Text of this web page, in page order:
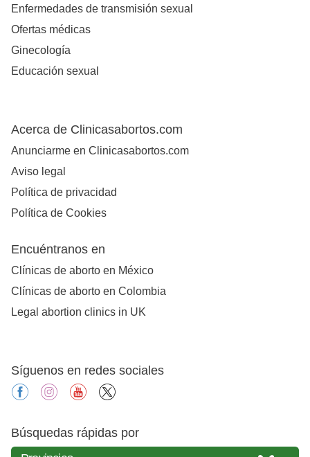
Enfermedades de transmisión sexual
Ofertas médicas
Ginecología
Educación sexual
Acerca de Clinicasabortos.com
Anunciarme en Clinicasabortos.com
Aviso legal
Política de privacidad
Política de Cookies
Encuéntranos en
Clínicas de aborto en México
Clínicas de aborto en Colombia
Legal abortion clinics in UK
Síguenos en redes sociales
facebookinstagramyoutube
Búsquedas rápidas por